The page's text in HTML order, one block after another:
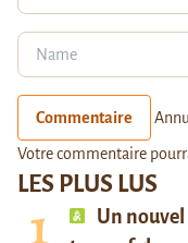
LES PLUS LUS
Un
Commentaire
Votre commentaire